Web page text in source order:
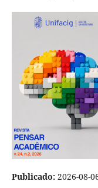
Publicado: 2026-08-